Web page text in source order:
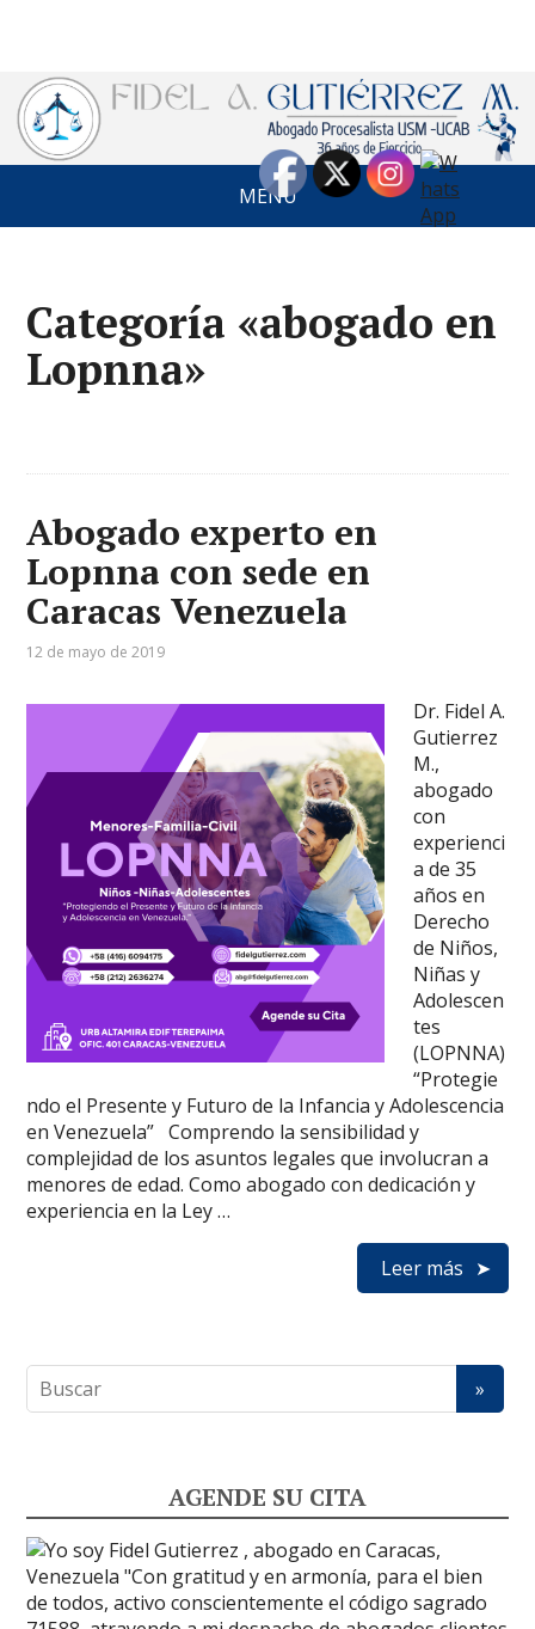
MENÚ
Categoría «abogado en
Lopnna»
Abogado experto en
Lopnna con sede en
Caracas Venezuela
12 de mayo de 2019
Dr. Fidel A.
Gutierrez
M.,
abogado
con
experienci
a de 35
años en
Derecho
de Niños,
Niñas y
Adolescen
tes
(LOPNNA)
“Protegie
ndo el Presente y Futuro de la Infancia y Adolescencia
en Venezuela” Comprendo la sensibilidad y
complejidad de los asuntos legales que involucran a
menores de edad. Como abogado con dedicación y
experiencia en la Ley …
Leer más
AGENDE SU CITA